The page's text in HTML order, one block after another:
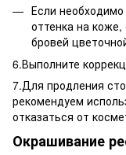
Если необходимо
оттенка на коже,
бровей
6.Выполните
7.Для продления
рекомендуем
отказаться от
Окрашивание